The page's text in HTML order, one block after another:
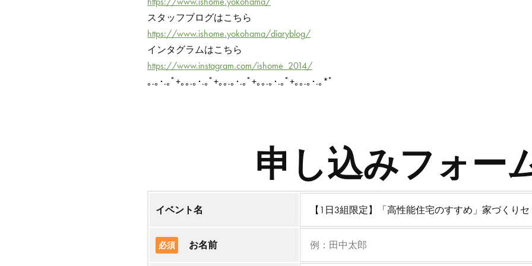
スタッフブログはこちら
https://www.ishome.yokohama/diaryblog/
インタグラムはこちら
https://www.instagram.com/ishome_2014/
｡.｡･.｡ﾟ+｡｡.｡･.｡ﾟ+｡｡.｡･.｡ﾟ+｡｡.｡･.｡ﾟ+｡｡.｡･.｡*ﾟ
申し込みフォー
イベント名
必須 お名前